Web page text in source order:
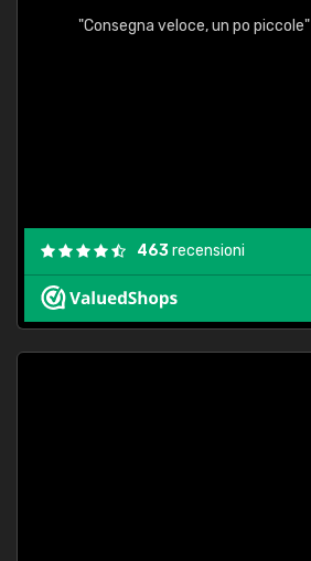
"Consegna veloce, un po piccole"
463recensioni